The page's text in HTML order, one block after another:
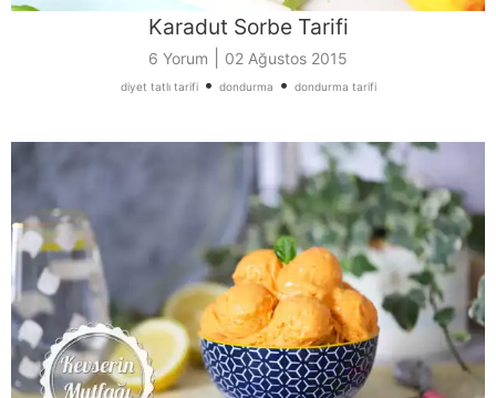
Karadut Sorbe Tarifi
6 Yorum 02 Ağustos 2015
diyet tatlı tarifi• dondurma • dondurma tarifi